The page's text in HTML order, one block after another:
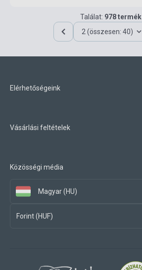
Találat: 978 termék
2 (összesen: 40)
Elérhetőségeink
Vásárlási feltételek
Közösségi média
Magyar (HU)
Forint (HUF)